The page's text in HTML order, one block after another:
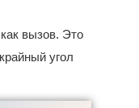
вызов. Это
угол